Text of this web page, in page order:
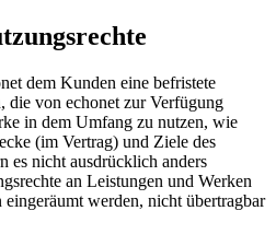
dem Kunden eine befristete
von echonet zur Verfügung
in dem Umfang zu nutzen, wie
(im Vertrag) und Ziele des
es nicht ausdrücklich anders
an Leistungen und Werken
werden, nicht übertragbar